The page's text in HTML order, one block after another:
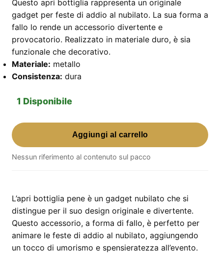
Questo apri bottiglia rappresenta un originale
gadget per feste di addio al nubilato. La sua forma a
fallo lo rende un accessorio divertente e
provocatorio. Realizzato in materiale duro, è sia
funzionale che decorativo.
Materiale: metallo
Consistenza: dura
1 Disponibile
Apri
Bottiglia
Pene
–
a
forma
di
fallo
quantità
Aggiungi al carrello
Nessun riferimento al contenuto sul pacco
L’apri bottiglia pene è un gadget nubilato che si
distingue per il suo design originale e divertente.
Questo accessorio, a forma di fallo, è perfetto per
animare le feste di addio al nubilato, aggiungendo
un tocco di umorismo e spensieratezza all’evento.